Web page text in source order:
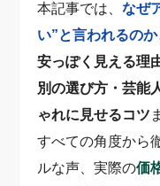
本記事では、なぜ
い”と言われるのか
安っぽく見える理
別の選び方・芸能
ゃれに見せるコツ
すべての角度から
ルな声、実際の価